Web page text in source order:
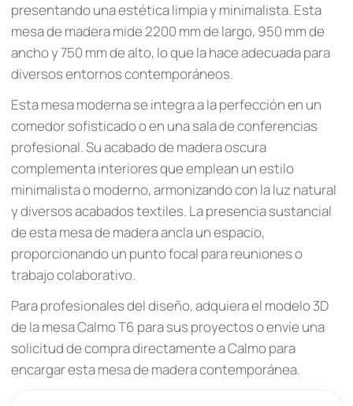
presentando una estética limpia y minimalista. Esta
mesa de madera mide 2200 mm de largo, 950 mm de
ancho y 750 mm de alto, lo que la hace adecuada para
diversos entornos contemporáneos.
Esta mesa moderna se integra a la perfección en un
comedor sofisticado o en una sala de conferencias
profesional. Su acabado de madera oscura
complementa interiores que emplean un estilo
minimalista o moderno, armonizando con la luz natural
y diversos acabados textiles. La presencia sustancial
de esta mesa de madera ancla un espacio,
proporcionando un punto focal para reuniones o
trabajo colaborativo.
Para profesionales del diseño, adquiera el modelo 3D
de la mesa Calmo T6 para sus proyectos o envíe una
solicitud de compra directamente a Calmo para
encargar esta mesa de madera contemporánea.